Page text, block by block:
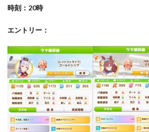
時刻：20時
エントリー：